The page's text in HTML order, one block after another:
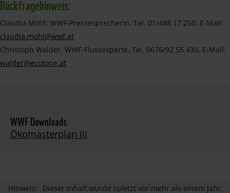
Rückfragehinweis:
Claudia Mohl, WWF-Pressesprecherin, Tel. 01/488 17 250, E-Mail:
claudia.mohl@wwf.at
Christoph Walder, WWF-Flussexperte, Tel. 0676/92 55 430, E-Mail:
walder@ecotone.at
WWF Downloads
Ökomasterplan III
Hinweis:
Dieser Inhalt wurde zuletzt vor mehr als einem Jahr